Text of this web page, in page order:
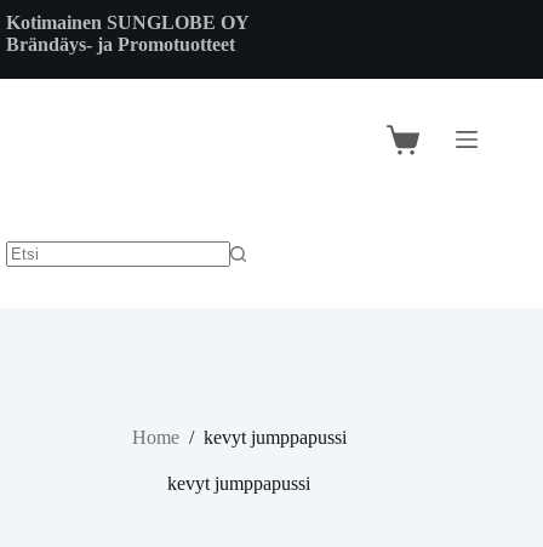
to
content
Kotimainen SUNGLOBE OY
Brändäys- ja Promotuotteet
Shopping
Home / kevyt jumppapussi
kevyt jumppapussi